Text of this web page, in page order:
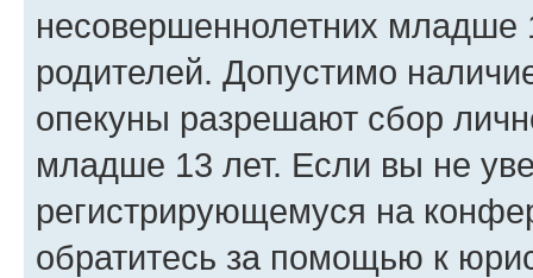
несовершеннолетних младше
родителей. Допустимо
опекуны разрешают сбор
младше 13 лет. Если вы не
регистрирующемуся на
обратитесь за помощью к